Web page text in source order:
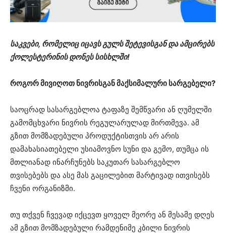
საკვები, რომელიც იცავს გულს შეტევისგან და ამცირებს
ქოლესტერინის დონეს სისხლში!
როგორ მივიღოთ ნივრისგან მაქსიმალური სარგებელი?
საოცრად სასარგებლოა ტაფაზე შემწვარი ან ღუმელში
გამომცხვარი ნივრის რეგულარულად მირთმევა. ამ
გზით მომზადებული პროდუქტისთვის არ არის
დამახასიათებელი უსიამოვნო სუნი და გემო, თუმცა ის
მთლიანად ინარჩუნებს საკუთარ სასარგებლო
თვისებებს და ასე მას გაცილებით მარტივად ითვისებს
ჩვენი ორგანიზმი.
თუ თქვენ ჩვევად იქცევთ ყოველ მეორე ან მესამე დღეს
ამ გზით მომზადებული რამდენიმე კბილი ნივრის